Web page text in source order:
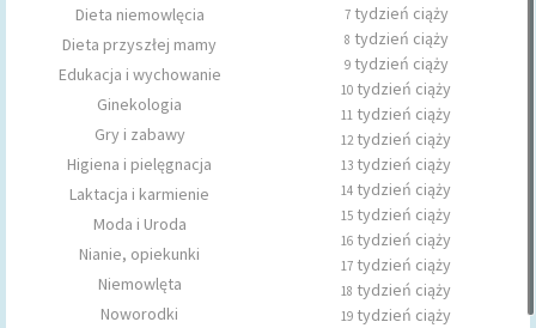
Dieta niemowlęcia
Dieta przyszłej mamy
Edukacja i wychowanie
Ginekologia
Gry i zabawy
Higiena i pielęgnacja
Laktacja i karmienie
Moda i Uroda
Nianie, opiekunki
Niemowlęta
Noworodki
7tydzień ciąży
8 tydzień ciąży
9tydzień ciąży
10 tydzień ciąży
11 tydzień ciąży
12tydzień ciąży
13 tydzień ciąży
14 tydzień ciąży
15 tydzień ciąży
16 tydzień ciąży
17 tydzień ciąży
18 tydzień ciąży
19 tydzień ciąży